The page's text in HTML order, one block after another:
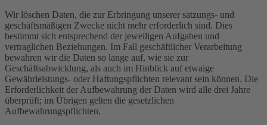
Wir löschen Daten, die zur Erbringung unserer satzungs- und
geschäftsmäßigen Zwecke nicht mehr erforderlich sind. Dies
bestimmt sich entsprechend der jeweiligen Aufgaben und
vertraglichen Beziehungen. Im Fall geschäftlicher Verarbeitung
bewahren wir die Daten so lange auf, wie sie zur
Geschäftsabwicklung, als auch im Hinblick auf etwaige
Gewährleistungs- oder Haftungspflichten relevant sein können. Die
Erforderlichkeit der Aufbewahrung der Daten wird alle drei Jahre
überprüft; im Übrigen gelten die gesetzlichen
Aufbewahrungspflichten.